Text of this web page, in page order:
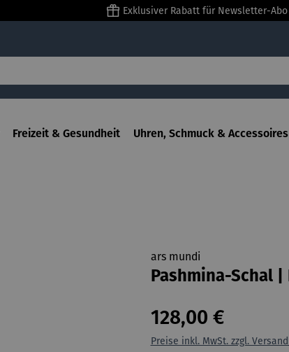
Exklusiver Rabatt für Newsletter-Abo
Freizeit & Gesundheit Uhren, Schmuck & Accessoires
ars mundi
Pashmina-Schal |
128,00 €
Preise inkl. MwSt. zzgl.